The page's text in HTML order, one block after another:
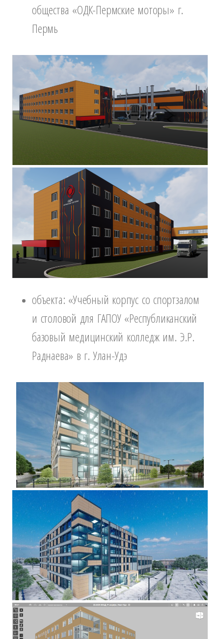
общества «ОДК-Пермские моторы» г.
Пермь
объекта: «Учебный корпус со спортзалом
и столовой для ГАПОУ «Республиканский
базовый медицинский колледж им. Э.Р.
Раднаева» в г. Улан-Удэ